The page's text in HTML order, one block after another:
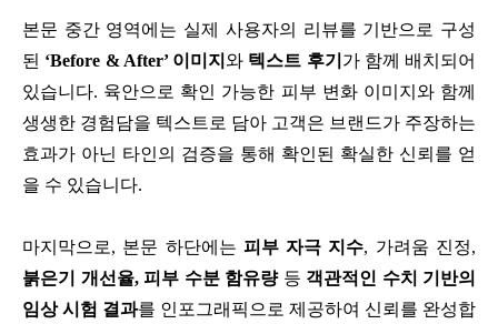
본문 중간 영역에는 실제 사용자의 리뷰를 기반으로 구성
된 ‘Before & After’ 이미지 와 텍스트 후기 가 함께 배치되어
있습니다. 육안으로 확인 가능한 피부 변화 이미지와 함께
생생한 경험담을 텍스트로 담아 고객은 브랜드가 주장하는
효과가 아닌 타인의 검증을 통해 확인된 확실한 신뢰를 얻
을 수 있습니다.
마지막으로, 본문 하단에는 피부 자극 지수, 가려움 진정,
붉은기 개선율, 피부 수분 함유량등 객관적인 수치 기반의
임상 시험 결과를 인포그래픽으로 제공하여 신뢰를 완성합